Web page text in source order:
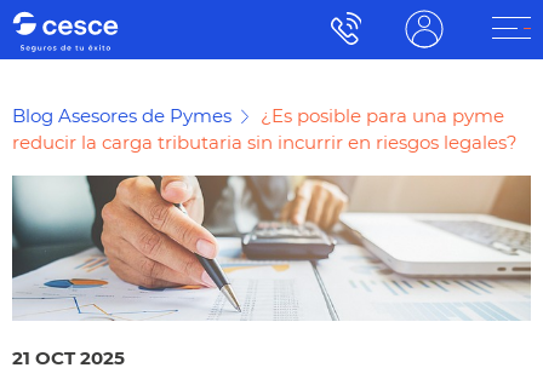
Blog Asesores de Pymes
¿Es posible para una pyme
reducir la carga tributaria sin incurrir en riesgos legales?
21 OCT 2025